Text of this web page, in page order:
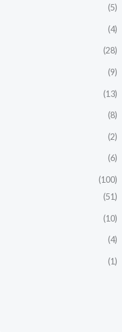
(5)
(4)
(28)
(9)
(13)
(8)
(2)
(6)
(100)
(51)
(10)
(4)
(1)